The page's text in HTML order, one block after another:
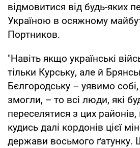
відмовитися від будь-яких
Україною в осяжному
Портников.
"Навіть якщо українські
тільки Курську, але й
Бєлгородську – уявимо
змогли, – то всі люди, які
переселятися з цих
кудись далі кордонів цієї
держави восьмого ґатунку.